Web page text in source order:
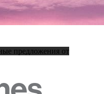
предложения от